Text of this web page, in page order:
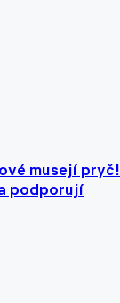
musejí pryč!
podporují